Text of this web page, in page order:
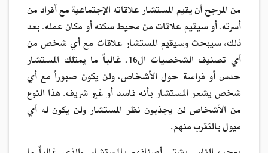
من المرجح أن يقيم المستشار علاقاته الإجتماعية مع أفراد من
أسرته. أو سيقيم علاقات من محيط سكنه أو مكان عمله. بعد
ذلك، سيبحث وسيقيم المستشار علاقات مع أي شخص من
أي تصنيف الشخصيات ال16. غالباً ما يمتلك المستشار
حدس أو فراسة حول الأشخاص، ولن يكون صبوراً مع أي
شخص يشعر المستشار بأنه فاسد أو غير شريف. هذا النوع
من الأشخاص لن يجذبون نظر المستشار ولن يكون له أي
ميول بالتقرب منهم.